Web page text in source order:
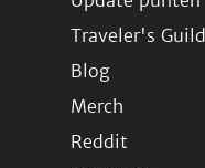
Traveler's Guild
Blog
Merch
Reddit